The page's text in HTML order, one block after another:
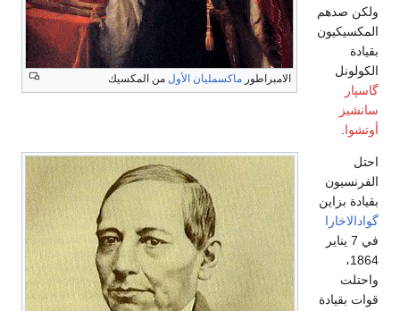
الامبراطور ماكسمليان الأول من المكسيك
ولكن صدهم
المكسيكيون
بقيادة
الكولونل
گاسپار
سانشيز
أوتشوا
احتل
الفرنسيون
بقيادة بزاين
گوادالاخارا
في 7 يناير
1864،
واحتلت
قوات بقيادة